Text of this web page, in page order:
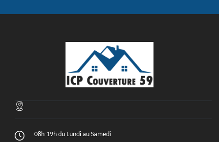
08h-19h du Lundi au Samedi